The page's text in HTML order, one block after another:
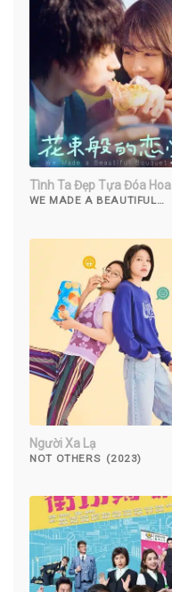
Tình Ta Đẹp Tựa Đóa Hoa
WE MADE A BEAUTIFUL
Người Xa Lạ
NOT OTHERS (2023)